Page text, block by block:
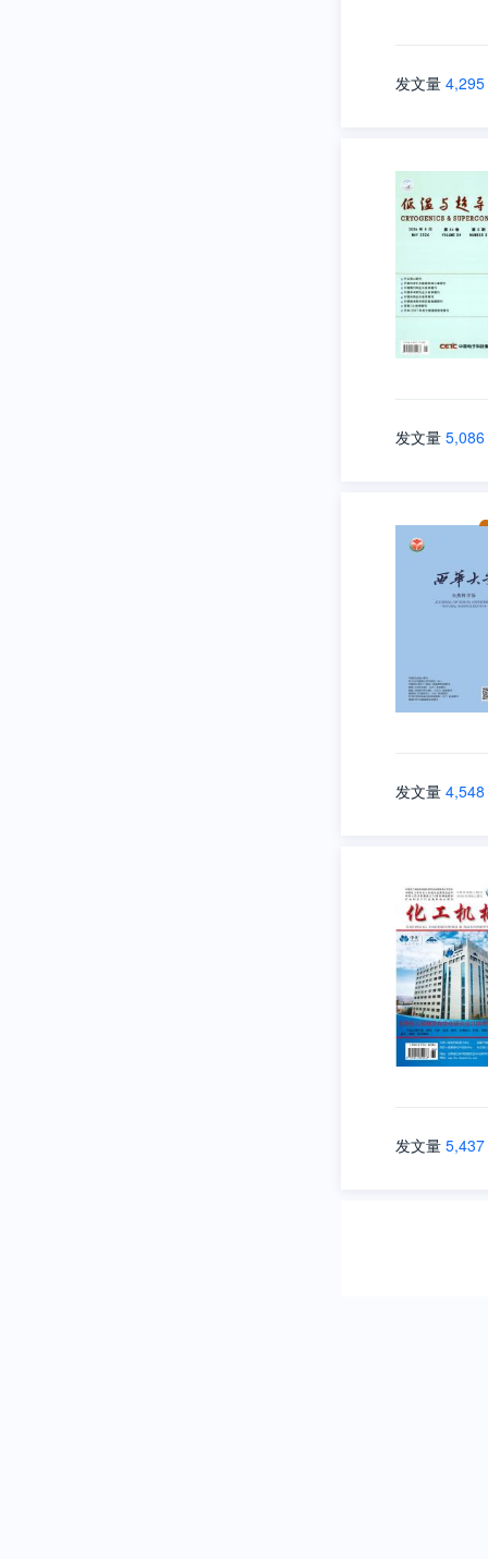
发文量 4,295
发文量 5,086
发文量 4,548
发文量 5,437